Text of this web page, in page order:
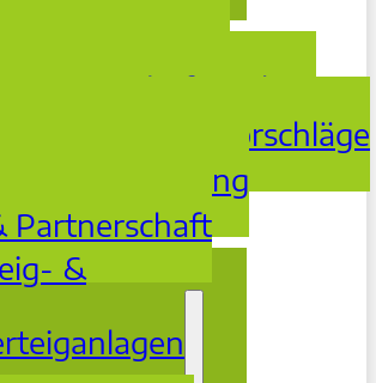
Bedarfsanalyse
Lösungsvorschläge
Betreuung
Partnerschaft
&